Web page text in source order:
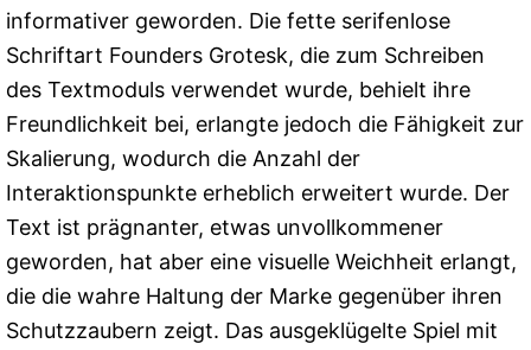
informativer geworden. Die fette serifenlose
Schriftart Founders Grotesk, die zum Schreiben
des Textmoduls verwendet wurde, behielt ihre
Freundlichkeit bei, erlangte jedoch die Fähigkeit zur
Skalierung, wodurch die Anzahl der
Interaktionspunkte erheblich erweitert wurde. Der
Text ist prägnanter, etwas unvollkommener
geworden, hat aber eine visuelle Weichheit erlangt,
die die wahre Haltung der Marke gegenüber ihren
Schutzzaubern zeigt. Das ausgeklügelte Spiel mit